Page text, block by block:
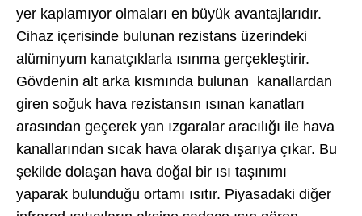
yer kaplamıyor olmaları en büyük avantajlarıdır.
Cihaz içerisinde bulunan rezistans üzerindeki
alüminyum kanatçıklarla ısınma gerçekleştirir.
Gövdenin alt arka kısmında bulunan kanallardan
giren soğuk hava rezistansın ısınan kanatları
arasından geçerek yan ızgaralar aracılığı ile hava
kanallarından sıcak hava olarak dışarıya çıkar. Bu
şekilde dolaşan hava doğal bir ısı taşınımı
yaparak bulunduğu ortamı ısıtır. Piyasadaki diğer